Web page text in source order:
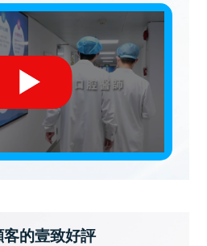
客的壹致好評